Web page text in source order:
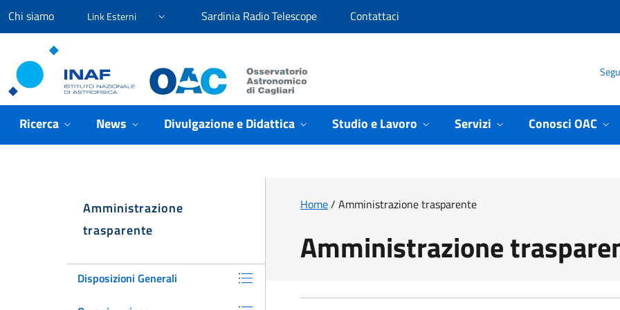
Vai ai contenuti
Vai al menu di navigazione
Vai al footer
Chi siamo Link Esterni Sardinia Radio Telescope Contattaci
Osservatorio Astronomico Cagliari
Ricerca News Divulgazione e Didattica Studio e Lavoro Servizi Conosci OAC
Amministrazione
trasparente
Disposizioni Generali
Home/ Amministrazione trasparente
Amministrazione